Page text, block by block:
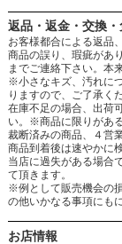
返品・返金・交換
お客様都合による返品
商品の誤り、瑕疵があ
までご連絡下さい。本
※小さなキズ、汚れに
りますので、ご了承く
在庫不足の場合、出荷
い。※商品に限りがあ
裁断済みの商品、４営
商品到着後は速やかに
当店に過失がある場合
て頂きます。
※例として販売機会の
の他いかなる事項にも
お店情報